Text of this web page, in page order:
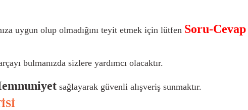
uygun olup olmadığını teyit etmek için lütfen Soru-Cevap
bulmanızda sizlere yardımcı olacaktır.
sağlayarak güvenli alışveriş sunmaktır.